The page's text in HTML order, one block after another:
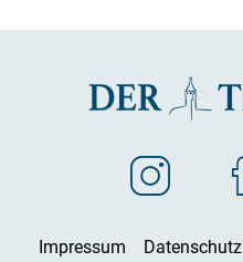
Impressum Datenschutz